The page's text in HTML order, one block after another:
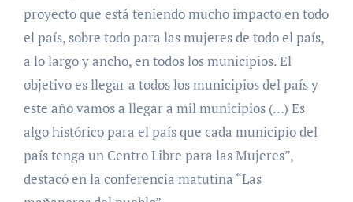
proyecto que está teniendo mucho impacto en todo
el país, sobre todo para las mujeres de todo el país,
a lo largo y ancho, en todos los municipios. El
objetivo es llegar a todos los municipios del país y
este año vamos a llegar a mil municipios (…) Es
algo histórico para el país que cada municipio del
país tenga un Centro Libre para las Mujeres”,
destacó en la conferencia matutina “Las